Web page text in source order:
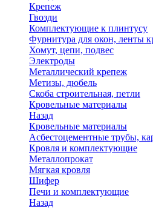
Крепеж
Гвозди
Комплектующие к плинтусу
Фурнитура для окон, ленты
Хомут, цепи, подвес
Электроды
Металлический крепеж
Метизы, дюбель
Скоба строительная, петли
Кровельные материалы
Назад
Кровельные материалы
Асбестоцементные трубы,
Кровля и комплектующие
Металлопрокат
Мягкая кровля
Шифер
Печи и комплектующие
Назад